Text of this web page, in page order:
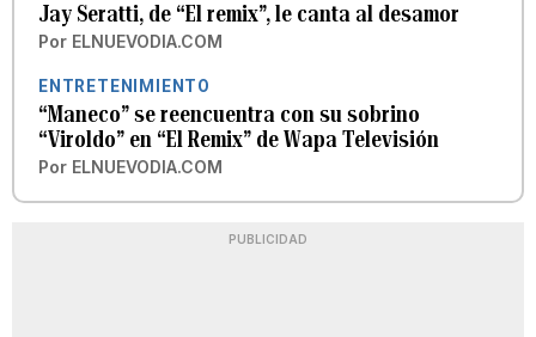
Jay Seratti, de “El remix”, le canta al desamor
Por ELNUEVODIA.COM
ENTRETENIMIENTO
“Maneco” se reencuentra con su sobrino
“Viroldo” en “El Remix” de Wapa Televisión
Por ELNUEVODIA.COM
PUBLICIDAD